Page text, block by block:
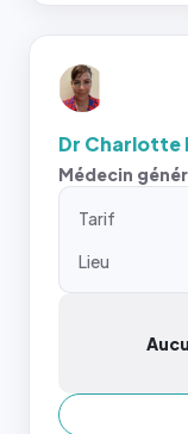
Dr Charlotte
Médecin
Tarif
Lieu